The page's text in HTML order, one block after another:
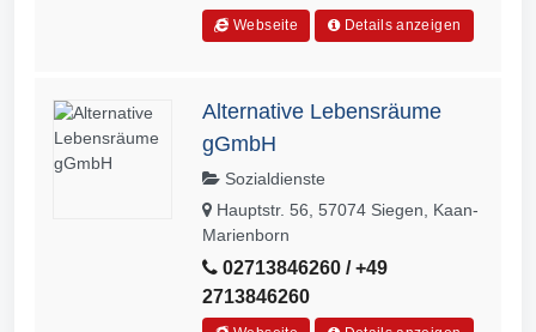
Webseite Details anzeigen
Alternative Lebensräume
gGmbH
Sozialdienste
Hauptstr. 56, 57074 Siegen, Kaan-
Marienborn
02713846260 / +49
2713846260